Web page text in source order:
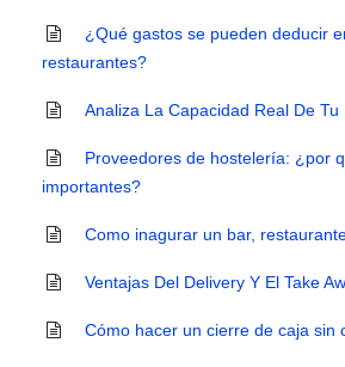
¿Qué gastos se pueden deducir
restaurantes?
Analiza La Capacidad Real De Tu
Proveedores de hostelería: ¿por
importantes?
Como inagurar un bar,
Ventajas Del Delivery Y El Take
Cómo hacer un cierre de caja sin